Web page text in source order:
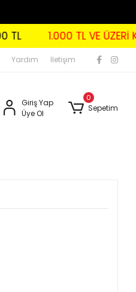
1.000 TL VE ÜZERİ KARGO
Yardım İletişim
Giriş Yap
Üye Ol
0
Sepetim